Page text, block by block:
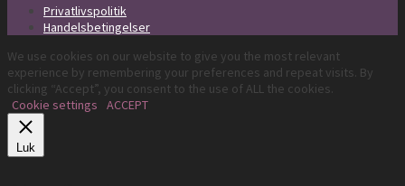
Privatlivspolitik
Handelsbetingelser
We use cookies on our website to give you the most relevant
experience by remembering your preferences and repeat visits. By
clicking “Accept”, you consent to the use of ALL the cookies.
Cookie settings
ACCEPT
Luk